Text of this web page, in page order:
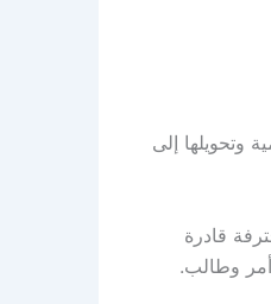
وتحويلها إلى
قادرة
وطالب.